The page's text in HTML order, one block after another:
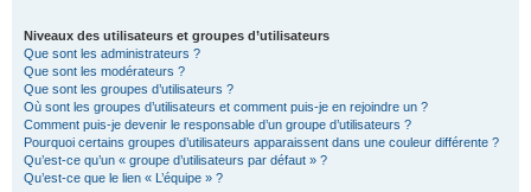
Niveaux des utilisateurs et groupes d’utilisateurs
Que sont les administrateurs ?
Que sont les modérateurs ?
Que sont les groupes d’utilisateurs ?
Où sont les groupes d’utilisateurs et comment puis-je en rejoindre un ?
Comment puis-je devenir le responsable d’un groupe d’utilisateurs ?
Pourquoi certains groupes d’utilisateurs apparaissent dans une couleur différente ?
Qu’est-ce qu’un « groupe d’utilisateurs par défaut » ?
Qu’est-ce que le lien « L’équipe » ?